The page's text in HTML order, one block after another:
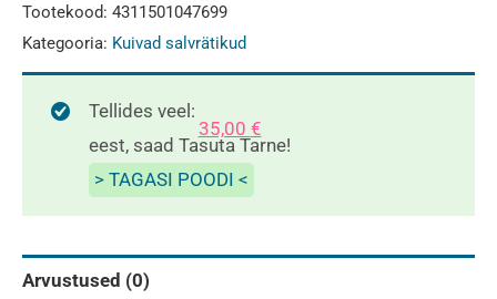
-
Gut&Gunstig
kogus
Tootekood: 4311501047699
Kategooria: Kuivad salvrätikud
Tellides veel:
35,00 €
eest, saad Tasuta Tarne!
> TAGASI POODI <
Arvustused (0)